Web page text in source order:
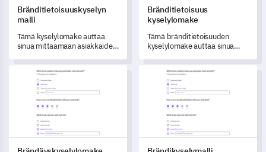
Bränditietoisuuskyselyn
malli
Tämä kyselylomake auttaa
sinua mittaamaan asiakkaiden
paljastamaan keskeiset
näkemykset brändin
parantamiseksi.
Bränditietoisuus
kyselylomake
Tämä bränditietoisuuden
kyselylomake auttaa sinua
kuluttajien käsityksiä ja
tunnistamista brändistäsi.
Brändäyskyselylomake Brändikyselymalli